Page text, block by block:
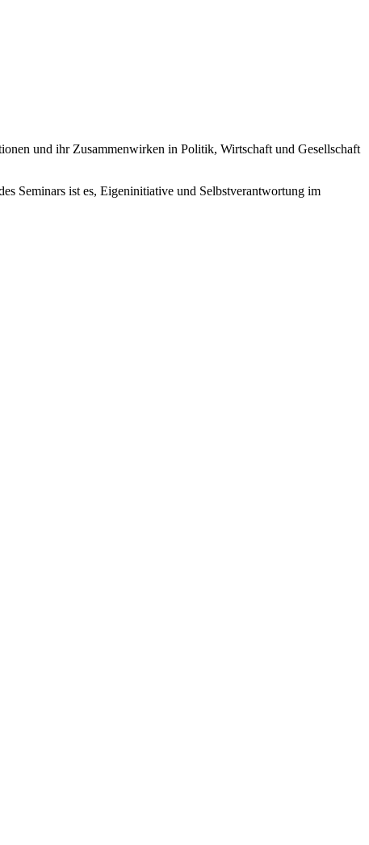
und ihr Zusammenwirken in Politik, Wirtschaft und Gesellschaft
Seminars ist es, Eigeninitiative und Selbstverantwortung im